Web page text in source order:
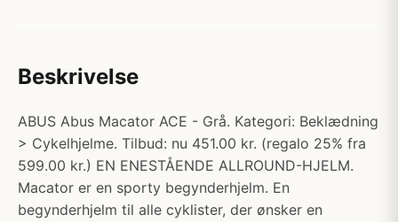
Beskrivelse
ABUS Abus Macator ACE - Grå. Kategori: Beklædning
> Cykelhjelme. Tilbud: nu 451.00 kr. (regalo 25% fra
599.00 kr.) EN ENESTÅENDE ALLROUND-HJELM.
Macator er en sporty begynderhjelm. En
begynderhjelm til alle cyklister, der ønsker en